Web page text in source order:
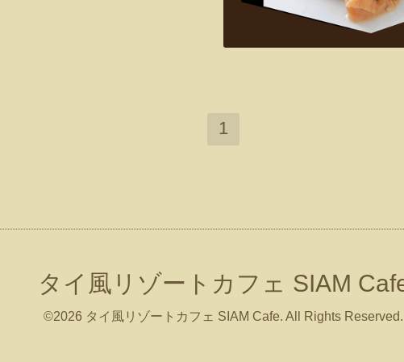
1
タイ風リゾートカフェ SIAM
©2026 タイ風リゾートカフェ SIAM Cafe. All Rights Reserved.